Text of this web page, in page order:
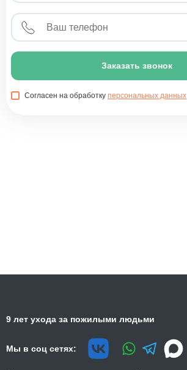
Заказать звонок
Согласен на обработку персональных данных
9 лет ухода за пожилыми людьми
Мы в соц сетях: